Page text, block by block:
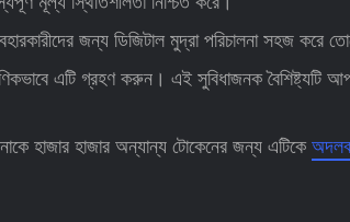
জন্য ডিজিটাল মুদ্রা পরিচালনা সহজ করে
এটি গ্রহণ করুন। এই সুবিধাজনক বৈশিষ্ট্যটি
হাজার হাজার অন্যান্য টোকেনের জন্য এটিকে